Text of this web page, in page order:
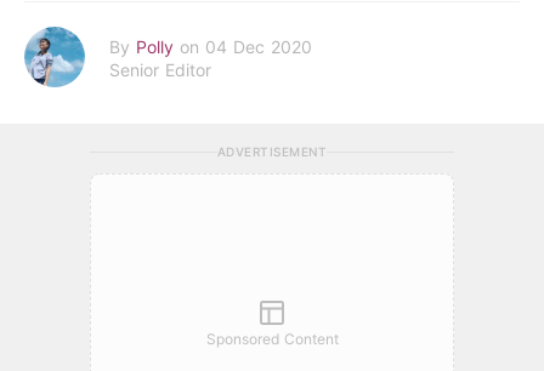
By Polly on 04 Dec 2020
Senior Editor
ADVERTISEMENT
Sponsored Content